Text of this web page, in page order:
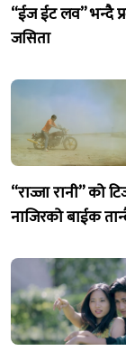
“ईज ईट लव” भन्दै
जसिता
“राज्जा रानी” को
नाजिरको बाईक